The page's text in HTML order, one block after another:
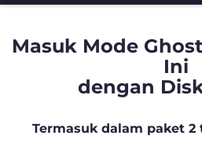
Masuk Mode
Ini
dengan
Termasuk dalam paket 2